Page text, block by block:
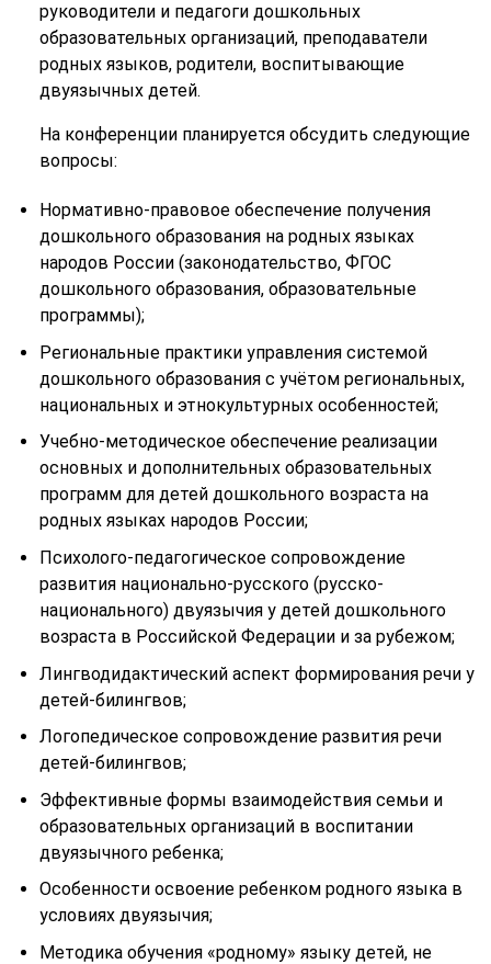
руководители и педагоги дошкольных
образовательных организаций, преподаватели
родных языков, родители, воспитывающие
двуязычных детей.
На конференции планируется обсудить следующие
вопросы:
Нормативно-правовое обеспечение получения
дошкольного образования на родных языках
народов России (законодательство, ФГОС
дошкольного образования, образовательные
программы);
Региональные практики управления системой
дошкольного образования с учётом региональных,
национальных и этнокультурных особенностей;
Учебно-методическое обеспечение реализации
основных и дополнительных образовательных
программ для детей дошкольного возраста на
родных языках народов России;
Психолого-педагогическое сопровождение
развития национально-русского (русско-
национального) двуязычия у детей дошкольного
возраста в Российской Федерации и за рубежом;
Лингводидактический аспект формирования речи у
детей-билингвов;
Логопедическое сопровождение развития речи
детей-билингвов;
Эффективные формы взаимодействия семьи и
образовательных организаций в воспитании
двуязычного ребенка;
Особенности освоение ребенком родного языка в
условиях двуязычия;
Методика обучения «родному» языку детей, не